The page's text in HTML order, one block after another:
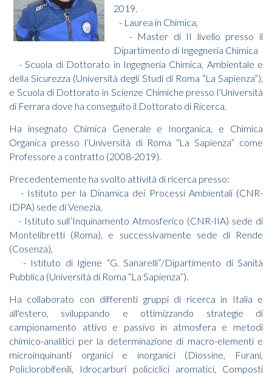
2019.
- Laurea in Chimica,
- Master di II livello presso il
Dipartimento di Ingegneria Chimica
- Scuola di Dottorato in Ingegneria Chimica, Ambientale e
della Sicurezza (Università degli Studi di Roma “La Sapienza”),
e Scuola di Dottorato in Scienze Chimiche presso l’Università
di Ferrara dove ha conseguito il Dottorato di Ricerca.
Ha insegnato Chimica Generale e Inorganica, e Chimica
Organica presso l’Università di Roma “La Sapienza” come
Professore a contratto (2008-2019).
Precedentemente ha svolto attività di ricerca presso:
- Istituto per la Dinamica dei Processi Ambientali (CNR-
IDPA) sede di Venezia,
- Istituto sull’Inquinamento Atmosferico (CNR-IIA) sede di
Montelibretti (Roma), e successivamente sede di Rende
(Cosenza),
- Istituto di Igiene “G. Sanarelli”/Dipartimento di Sanità
Pubblica (Università di Roma “La Sapienza”).
Ha collaborato con differenti gruppi di ricerca in Italia e
all'estero, sviluppando e ottimizzando strategie di
campionamento attivo e passivo in atmosfera e metodi
chimico-analitici per la determinazione di macro-elementi e
microinquinanti organici e inorganici (Diossine, Furani,
Policlorobifenili, Idrocarburi policiclici aromatici, Composti